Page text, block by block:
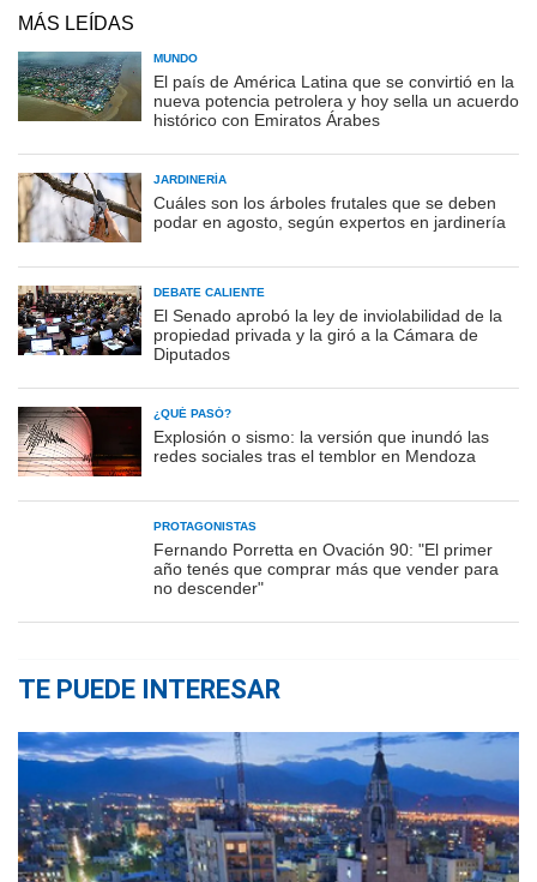
MÁS LEÍDAS
MUNDO
El país de América Latina que se convirtió en la
nueva potencia petrolera y hoy sella un acuerdo
histórico con Emiratos Árabes
JARDINERÍA
Cuáles son los árboles frutales que se deben
podar en agosto, según expertos en jardinería
DEBATE CALIENTE
El Senado aprobó la ley de inviolabilidad de la
propiedad privada y la giró a la Cámara de
Diputados
¿QUÉ PASÓ?
Explosión o sismo: la versión que inundó las
redes sociales tras el temblor en Mendoza
PROTAGONISTAS
Fernando Porretta en Ovación 90: "El primer
año tenés que comprar más que vender para
no descender"
TE PUEDE INTERESAR